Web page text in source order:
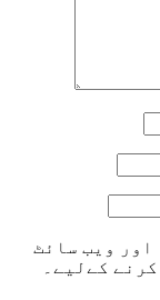
اور ویب سائٹ
کےلیے۔